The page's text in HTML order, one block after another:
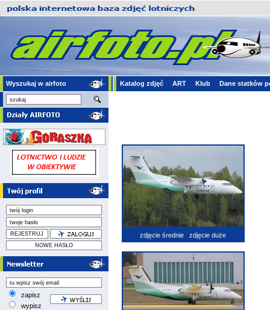
Wyszukaj w airfoto Katalog zdjęć ART Klub Dane statków
zapisz
wypisz
zdjęcie średnie zdjęcie duże